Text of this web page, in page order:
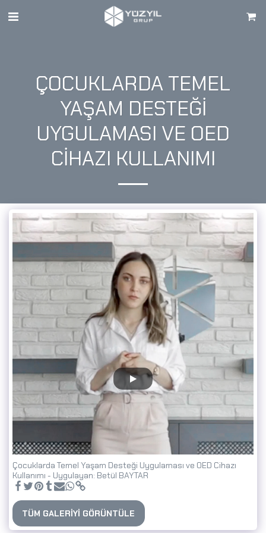
ÇOCUKLARDA TEMEL
YAŞAM DESTEĞI
UYGULAMASI VE OED
CIHAZI KULLANIMI
Çocuklarda Temel Yaşam Desteği Uygulaması ve OED Cihazı
Kullanımı - Uygulayan: Betül BAYTAR
TÜM GALERIYI GÖRÜNTÜLE